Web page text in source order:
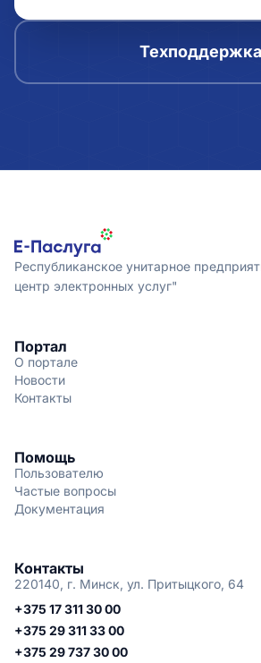
Техподдержка
Республиканское унитарное
центр электронных услуг"
Портал
О портале
Новости
Контакты
Помощь
Пользователю
Частые вопросы
Документация
Контакты
220140, г. Минск, ул. Притыцкого, 64
+375 17 311 30 00
+375 29 311 33 00
+375 29 737 30 00